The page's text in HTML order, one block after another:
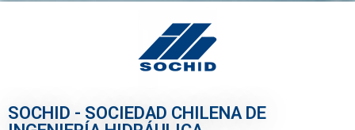
SOCHID - SOCIEDAD CHILENA DE